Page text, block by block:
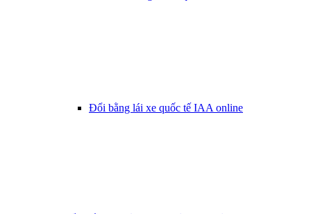
Đổi bằng lái xe quốc tế IAA online